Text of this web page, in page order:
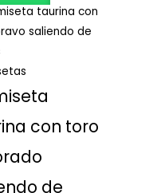
con toro
de